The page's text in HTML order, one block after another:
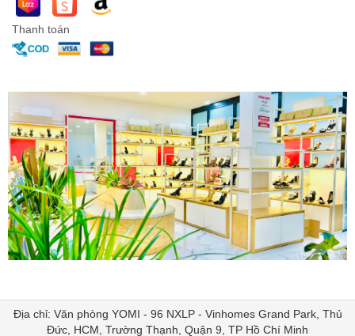
Thanh toán
Địa chỉ: Văn phòng YOMI - 96 NXLP - Vinhomes Grand Park, Thủ
Đức, HCM, Trường Thạnh, Quận 9, TP Hồ Chí Minh